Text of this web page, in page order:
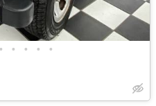
• • • • •